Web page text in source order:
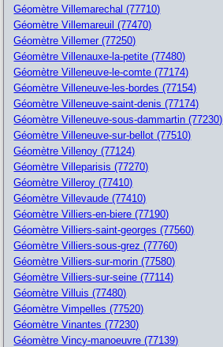
Géomètre Villemarechal (77710)
Géomètre Villemareuil (77470)
Géomètre Villemer (77250)
Géomètre Villenauxe-la-petite (77480)
Géomètre Villeneuve-le-comte (77174)
Géomètre Villeneuve-les-bordes (77154)
Géomètre Villeneuve-saint-denis (77174)
Géomètre Villeneuve-sous-dammartin (77230)
Géomètre Villeneuve-sur-bellot (77510)
Géomètre Villenoy (77124)
Géomètre Villeparisis (77270)
Géomètre Villeroy (77410)
Géomètre Villevaude (77410)
Géomètre Villiers-en-biere (77190)
Géomètre Villiers-saint-georges (77560)
Géomètre Villiers-sous-grez (77760)
Géomètre Villiers-sur-morin (77580)
Géomètre Villiers-sur-seine (77114)
Géomètre Villuis (77480)
Géomètre Vimpelles (77520)
Géomètre Vinantes (77230)
Géomètre Vincy-manoeuvre (77139)